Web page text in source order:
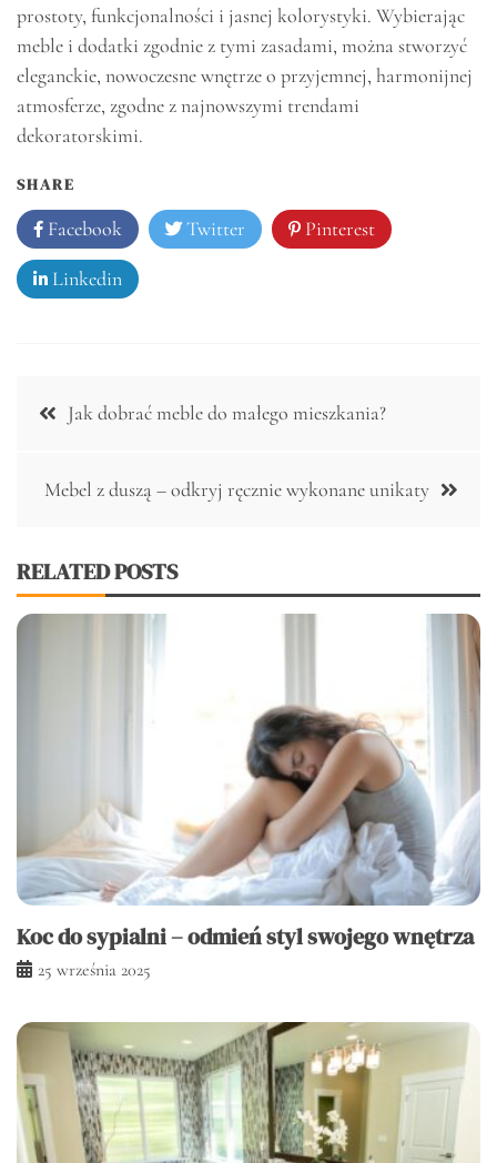
prostoty, funkcjonalności i jasnej kolorystyki. Wybierając
meble i dodatki zgodnie z tymi zasadami, można stworzyć
eleganckie, nowoczesne wnętrze o przyjemnej, harmonijnej
atmosferze, zgodne z najnowszymi trendami
dekoratorskimi.
SHARE
Facebook Twitter Pinterest
Linkedin
Nawigacja
Jak dobrać meble do małego mieszkania?
Mebel z duszą – odkryj ręcznie wykonane unikaty
RELATED POSTS
Koc do sypialni – odmień styl swojego wnętrza
25 września 2025